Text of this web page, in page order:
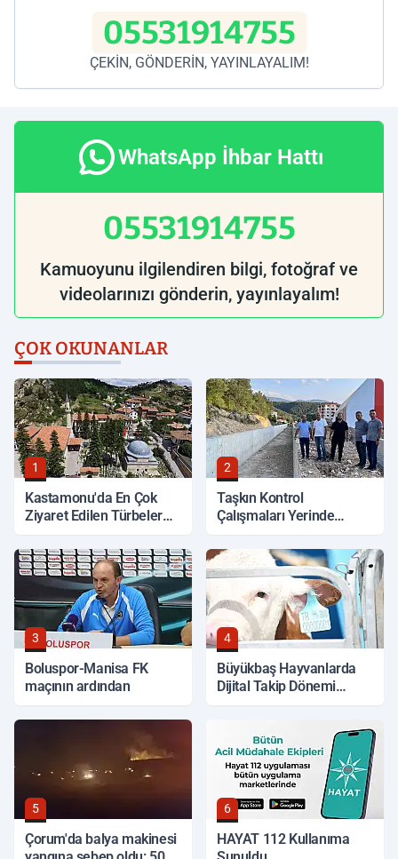
05531914755
ÇEKİN, GÖNDERİN, YAYINLAYALIM!
WhatsApp İhbar Hattı
05531914755
Kamuoyunu ilgilendiren bilgi, fotoğraf ve
videolarınızı gönderin, yayınlayalım!
ÇOK OKUNANLAR
1
Kastamonu'da En Çok
Ziyaret Edilen Türbeler
2
Taşkın Kontrol
Çalışmaları Yerinde
3
Boluspor-Manisa FK
maçının ardından
4
Büyükbaş Hayvanlarda
Dijital Takip Dönemi
5
Çorum'da balya makinesi
6
HAYAT 112 Kullanıma